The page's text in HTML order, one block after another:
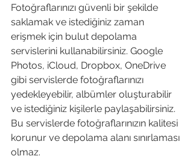
Fotoğraflarınızı güvenli bir şekilde
saklamak ve istediğiniz zaman
erişmek için bulut depolama
servislerini kullanabilirsiniz. Google
Photos, iCloud, Dropbox, OneDrive
gibi servislerde fotoğraflarınızı
yedekleyebilir, albümler oluşturabilir
ve istediğiniz kişilerle paylaşabilirsiniz.
Bu servislerde fotoğraflarınızın kalitesi
korunur ve depolama alanı sınırlaması
olmaz.